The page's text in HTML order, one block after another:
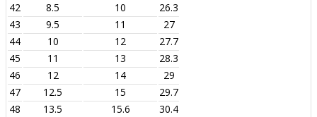
42
8.5 10
26.3
43
9.5 11
27
44
10 12
27.7
45
11 13
28.3
46
12 14
29
47
12.5 15
29.7
48
13.5 15.6
30.4